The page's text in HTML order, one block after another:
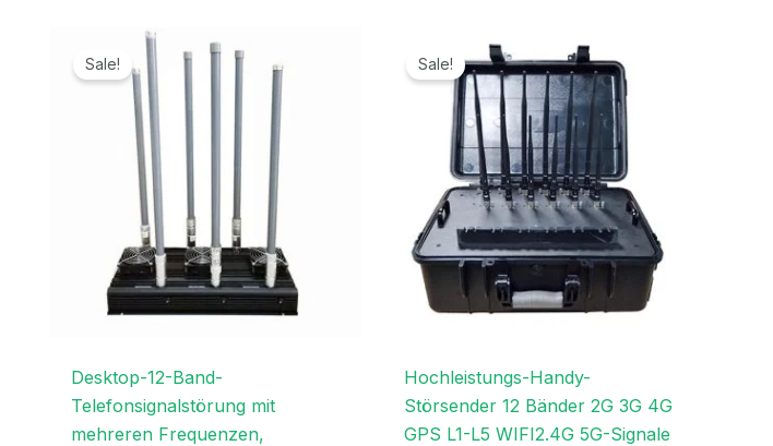
Sale!
Desktop-12-Band-
Telefonsignalstörung mit
mehreren Frequenzen,
Preis
Preis
2.799,99€.
Sale!
Hochleistungs-Handy-
Störsender 12 Bänder 2G 3G 4G
GPS L1-L5 WIFI2.4G 5G-Signale
Preis
war:
4.699,00€
Preis
ist:
2.399,99€.